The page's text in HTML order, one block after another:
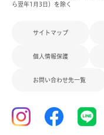
ら翌年1月3日）を除く
サイトマップ
個人情報保護
お問い合わせ先一覧